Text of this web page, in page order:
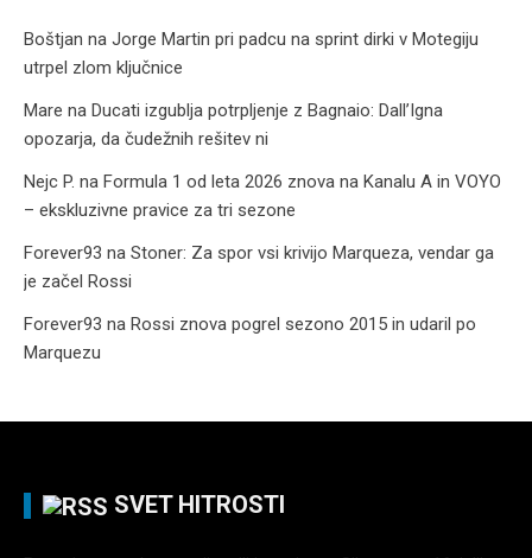
Boštjan na Jorge Martin pri padcu na sprint dirki v Motegiju
utrpel zlom ključnice
Mare na Ducati izgublja potrpljenje z Bagnaio: Dall’Igna
opozarja, da čudežnih rešitev ni
Nejc P. na Formula 1 od leta 2026 znova na Kanalu A in VOYO
– ekskluzivne pravice za tri sezone
Forever93 na Stoner: Za spor vsi krivijo Marqueza, vendar ga
je začel Rossi
Forever93 na Rossi znova pogrel sezono 2015 in udaril po
Marquezu
SVET HITROSTI